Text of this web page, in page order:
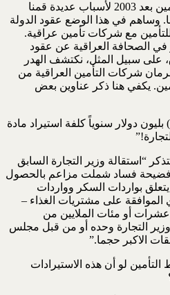
لقد ساء وضع قطاع التأمين بعد 2003 لأسباب عديدة قمنا
وساهم في هذا الوضع عقود الدولة
مع شركات تأمين عراقية.
في الصحافة العراقية عن عقود
على سبيل المثل، نكتشف الهدر
شركات التأمين العراقية من
يكفي هنا ذكر عناوين بعض
“أكبر فضيحة فساد..(1.3) بليون دولار سنوياً كلفة استيراد مادة
“استقالة وزير التجارة السابق
فضيحة فساد شملت مزاعم بالحصول
بواردات السكر وواردات
الموافقة على مشتريات الغذاء –
عشرات أو مئات الملايين من
وزير التجارة وحده أو من قبل مجلس
الاكبر حجما.”
لو أن هذه الاستيرادات